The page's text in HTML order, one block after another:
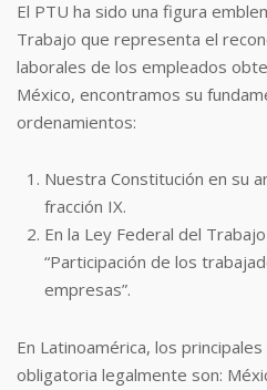
El PTU ha sido una figura
Trabajo que representa el
laborales de los empleados
México, encontramos su
ordenamientos:
Nuestra Constitución en su
fracción IX.
En la Ley Federal del
“Participación de los
empresas”.
En Latinoamérica, los
obligatoria legalmente son: